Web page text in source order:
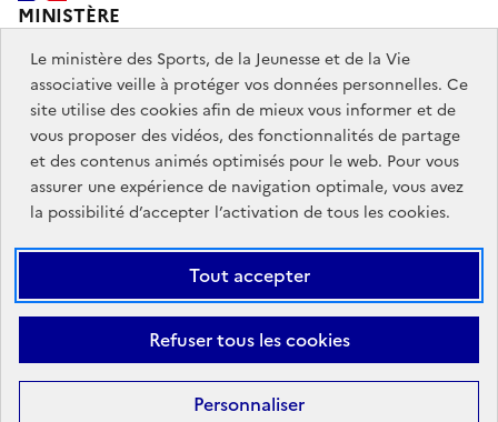
MINISTÈRE
DES SPORTS,
DE LA JEUNESSE
ET DE LA VIE ASSOCIATIVE
Découvrez également jeunes.gouv.fr et education.gouv.fr.
Liens
institutionnels
info.gouv.fr
service-public.gouv.fr
légifrance.gouv.fr
data.gouv.fr
Liens
légaux
Plan du site Mentions Légales
Accessibilité : partiellement
Sauf mention contraire, tous les contenus de ce site sont sous
Le ministère des Sports, de la Jeunesse et de la Vie
associative veille à protéger vos données personnelles. Ce
site utilise des cookies afin de mieux vous informer et de
vous proposer des vidéos, des fonctionnalités de partage
et des contenus animés optimisés pour le web. Pour vous
assurer une expérience de navigation optimale, vous avez
la possibilité d’accepter l’activation de tous les cookies.
Tout accepter
Refuser tous les cookies
Personnaliser